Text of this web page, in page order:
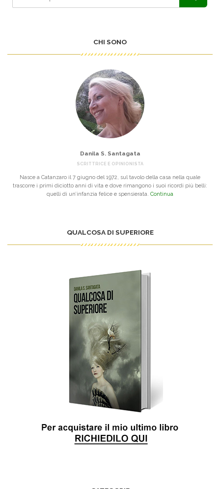
CHI SONO
Danila S. Santagata
SCRITTRICE E OPINIONISTA
Nasce a Catanzaro il 7 giugno del 1972, sul tavolo della casa nella quale
trascorre i primi diciotto anni di vita e dove rimangono i suoi ricordi più belli:
quelli di un’infanzia felice e spensierata. Continua
QUALCOSA DI SUPERIORE